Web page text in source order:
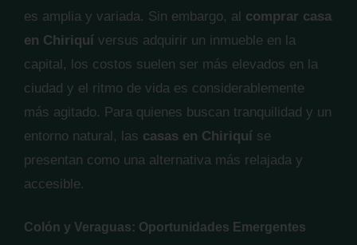
es amplia y variada. Sin embargo, al comprar casa
en Chiriquí versus adquirir un inmueble en la
capital, los costos suelen ser más elevados en la
ciudad y el ritmo de vida es considerablemente
más agitado. Para quienes buscan tranquilidad y un
entorno natural, las casas en Chiriquí se
presentan como una alternativa más relajada y
accesible.
Colón y Veraguas: Oportunidades Emergentes